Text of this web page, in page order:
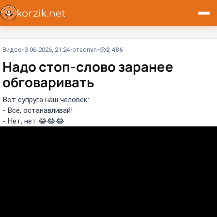
Видео 3-06-2026, 21:24 отadmin 2 486
Надо стоп-слово заранее
обговаривать
Вот супруга наш человек:
- Всё, останавливай!
- Нет, нет 😂😂😂